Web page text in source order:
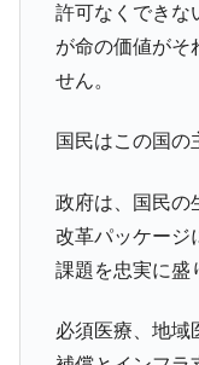
許可なくできな
が命の価値がそ
せん。
国民はこの国の
政府は、国民の
改革パッケージ
課題を忠実に盛
必須医療、地域